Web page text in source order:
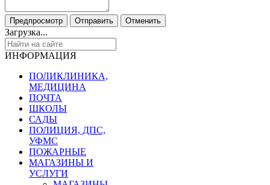
Загрузка...
ИНФОРМАЦИЯ
ПОЛИКЛИНИКА,
МЕДИЦИНА
ПОЧТА
ШКОЛЫ
САДЫ
ПОЛИЦИЯ, ДПС,
УФМС
ПОЖАРНЫЕ
МАГАЗИНЫ И
УСЛУГИ